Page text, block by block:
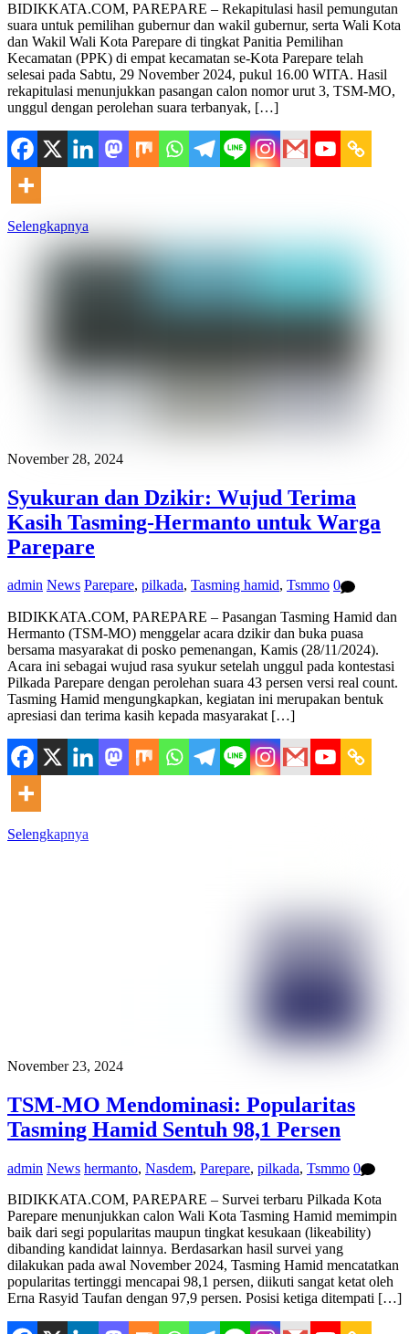
BIDIKKATA.COM, PAREPARE – Rekapitulasi hasil pemungutan
suara untuk pemilihan gubernur dan wakil gubernur, serta Wali Kota
dan Wakil Wali Kota Parepare di tingkat Panitia Pemilihan
Kecamatan (PPK) di empat kecamatan se-Kota Parepare telah
selesai pada Sabtu, 29 November 2024, pukul 16.00 WITA. Hasil
rekapitulasi menunjukkan pasangan calon nomor urut 3, TSM-MO,
unggul dengan perolehan suara terbanyak, […]
Selengkapnya
November 28, 2024
Syukuran dan Dzikir: Wujud Terima
Kasih Tasming-Hermanto untuk Warga
Parepare
admin News Parepare, pilkada, Tasming hamid, Tsmmo 0
BIDIKKATA.COM, PAREPARE – Pasangan Tasming Hamid dan
Hermanto (TSM-MO) menggelar acara dzikir dan buka puasa
bersama masyarakat di posko pemenangan, Kamis (28/11/2024).
Acara ini sebagai wujud rasa syukur setelah unggul pada kontestasi
Pilkada Parepare dengan perolehan suara 43 persen versi real count.
Tasming Hamid mengungkapkan, kegiatan ini merupakan bentuk
apresiasi dan terima kasih kepada masyarakat […]
Selengkapnya
November 23, 2024
TSM-MO Mendominasi: Popularitas
Tasming Hamid Sentuh 98,1 Persen
admin News hermanto, Nasdem, Parepare, pilkada, Tsmmo 0
BIDIKKATA.COM, PAREPARE – Survei terbaru Pilkada Kota
Parepare menunjukkan calon Wali Kota Tasming Hamid memimpin
baik dari segi popularitas maupun tingkat kesukaan (likeability)
dibanding kandidat lainnya. Berdasarkan hasil survei yang
dilakukan pada awal November 2024, Tasming Hamid mencatatkan
popularitas tertinggi mencapai 98,1 persen, diikuti sangat ketat oleh
Erna Rasyid Taufan dengan 97,9 persen. Posisi ketiga ditempati […]